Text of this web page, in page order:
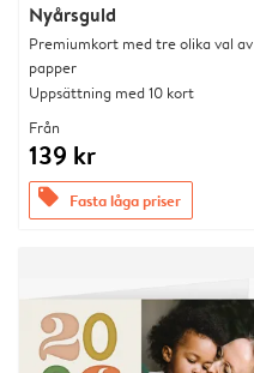
Nyårsguld
Premiumkort med tre olika val av
papper
Uppsättning med 10 kort
Från
139 kr
offers Fasta låga priser